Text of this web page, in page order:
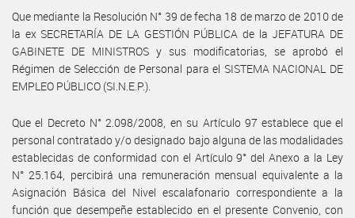
Que mediante la Resolución N° 39 de fecha 18 de marzo de 2010 de
la ex SECRETARÍA DE LA GESTIÓN PÚBLICA de la JEFATURA DE
GABINETE DE MINISTROS y sus modificatorias, se aprobó el
Régimen de Selección de Personal para el SISTEMA NACIONAL DE
EMPLEO PÚBLICO (SI.N.E.P.).
Que el Decreto N° 2.098/2008, en su Artículo 97 establece que el
personal contratado y/o designado bajo alguna de las modalidades
establecidas de conformidad con el Artículo 9° del Anexo a la Ley
N° 25.164, percibirá una remuneración mensual equivalente a la
Asignación Básica del Nivel escalafonario correspondiente a la
función que desempeñe establecido en el presente Convenio, con